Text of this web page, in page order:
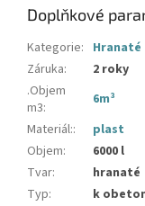
Doplňkové
Kategorie:
Záruka:
2 roky
.Objem
m3:
6m³
Materiál::
plast
Objem:
6000 l
Tvar:
hranaté
Typ:
k